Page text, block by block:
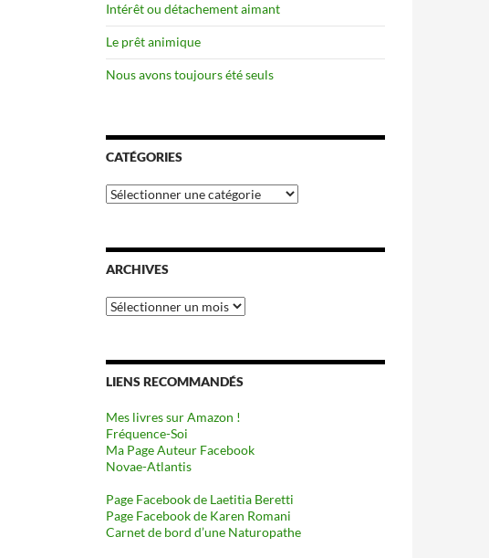
Intérêt ou détachement aimant
Le prêt animique
Nous avons toujours été seuls
CATÉGORIES
Catégories
ARCHIVES
Archives
LIENS RECOMMANDÉS
Mes livres sur Amazon !
Fréquence-Soi
Ma Page Auteur Facebook
Novae-Atlantis
Page Facebook de Laetitia Beretti
Page Facebook de Karen Romani
Carnet de bord d’une Naturopathe